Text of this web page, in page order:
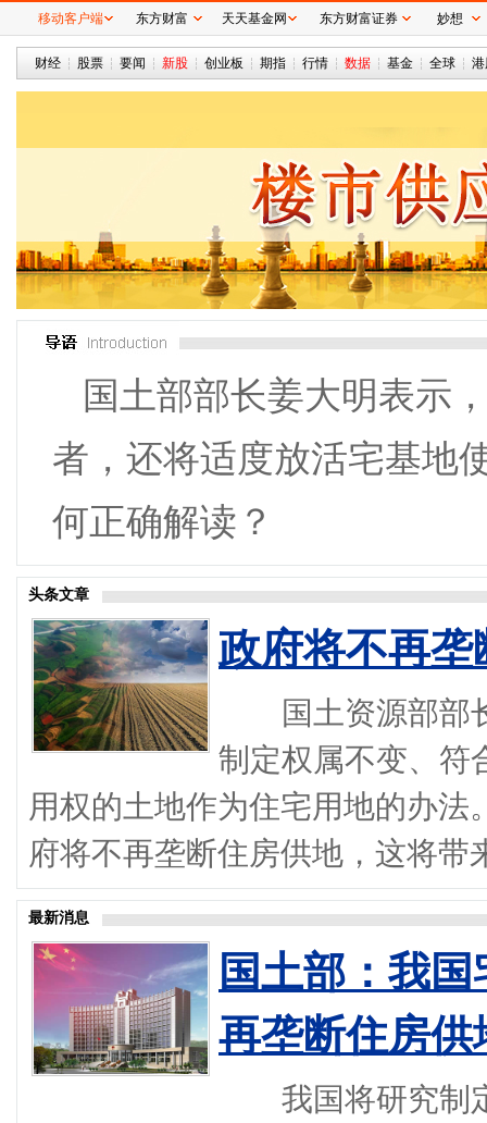
财经 股票 要闻 新股 创业板 期指 行情 数据 基金 全球
国土部部长姜大明表示
者，还将适度放活宅基地
何正确解读？
头条文章
政府将不再
国土资源部部长
制定权属不变、符
用权的土地作为住宅用地的办
府将不再垄断住房供地，这将
最新消息
国土部：我
再垄断住房供
我国将研究制定
移动客户端 东方财富 天天基金网 东方财富证券 妙想